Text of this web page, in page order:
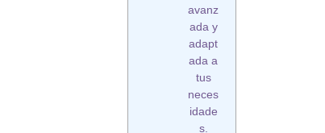
avanz
ada y
adapt
ada a
tus
neces
idade
s.